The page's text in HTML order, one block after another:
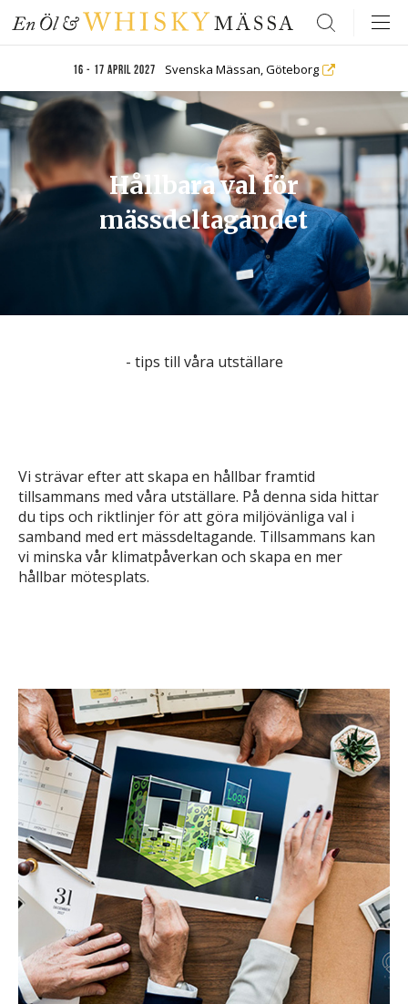
16 - 17 april 2027 Svenska Mässan, Göteborg
Search
Hållbara val för
mässdeltagandet
- tips till våra utställare
Vi strävar efter att skapa en hållbar framtid
tillsammans med våra utställare. På denna sida hittar
du tips och riktlinjer för att göra miljövänliga val i
samband med ert mässdeltagande. Tillsammans kan
vi minska vår klimatpåverkan och skapa en mer
hållbar mötesplats.